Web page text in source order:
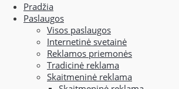
Pradžia
Paslaugos
Visos paslaugos
Internetinė svetainė
Reklamos priemonės
Tradicinė reklama
Skaitmeninė reklama